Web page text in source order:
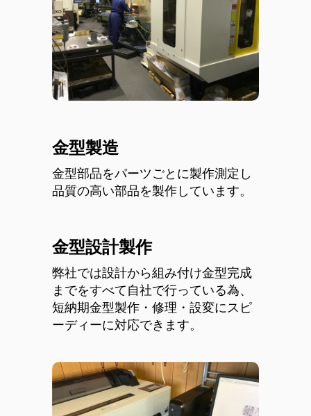
金型製造
金型部品をパーツごとに製作測定し
品質の高い部品を製作しています。
金型設計製作
弊社では設計から組み付け金型完成
までをすべて自社で行っている為、
短納期金型製作・修理・設変にスピ
ーディーに対応できます。